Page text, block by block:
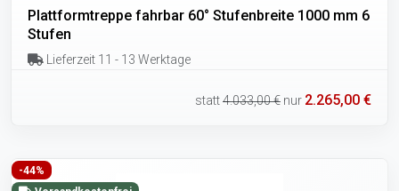
Plattformtreppe fahrbar 60° Stufenbreite 1000 mm 6
Stufen
Lieferzeit 11 - 13 Werktage
statt4.033,00 € nur 2.265,00 €
-44%